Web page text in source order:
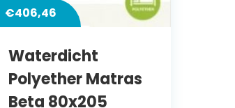
€406,46
Waterdicht
Polyether Matras
Beta 80x205